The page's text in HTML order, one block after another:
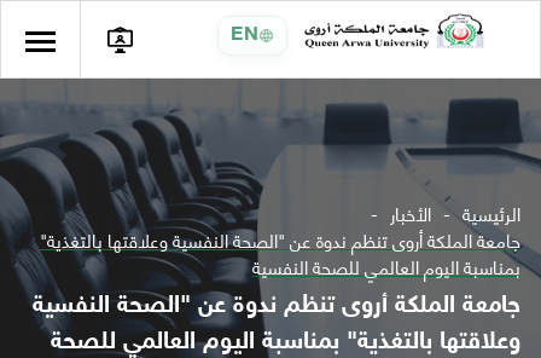
EN
الرئيسية الأخبار
جامعة الملكة أروى تنظم ندوة عن "الصحة النفسية وعلاقتها بالتغذية"
بمناسبة اليوم العالمي للصحة النفسية
جامعة الملكة أروى تنظم ندوة عن "الصحة النفسية
وعلاقتها بالتغذية" بمناسبة اليوم العالمي للصحة